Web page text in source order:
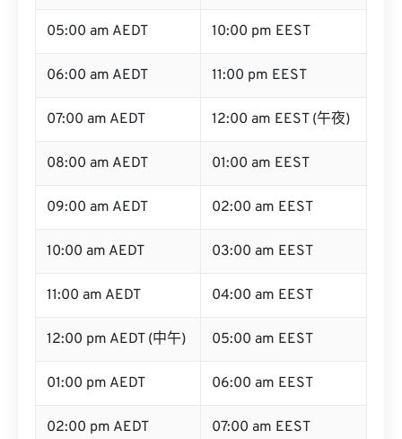
05:00 am AEDT 10:00 pm EEST
06:00 am AEDT 11:00 pm EEST
07:00 am AEDT 12:00 am EEST (午夜)
08:00 am AEDT 01:00 am EEST
09:00 am AEDT 02:00 am EEST
10:00 am AEDT 03:00 am EEST
11:00 am AEDT 04:00 am EEST
12:00 pm AEDT (中午) 05:00 am EEST
01:00 pm AEDT 06:00 am EEST
02:00 pm AEDT 07:00 am EEST